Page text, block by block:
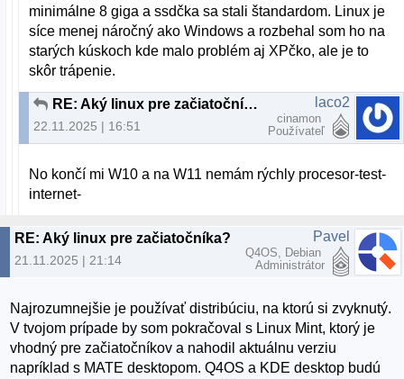
minimálne 8 giga a ssdčka sa stali štandardom. Linux je
síce menej náročný ako Windows a rozbehal som ho na
starých kúskoch kde malo problém aj XPčko, ale je to
skôr trápenie.
RE: Aký linux pre začiatočníka?
22.11.2025 | 16:51
laco2
cinamon
Používateľ
No končí mi W10 a na W11 nemám rýchly procesor-test-
internet-
RE: Aký linux pre začiatočníka?
21.11.2025 | 21:14
Pavel
Q4OS, Debian
Administrátor
Najrozumnejšie je používať distribúciu, na ktorú si zvyknutý.
V tvojom prípade by som pokračoval s Linux Mint, ktorý je
vhodný pre začiatočníkov a nahodil aktuálnu verziu
napríklad s MATE desktopom. Q4OS a KDE desktop budú